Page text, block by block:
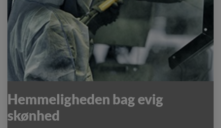
Hemmeligheden bag evig
skønhed